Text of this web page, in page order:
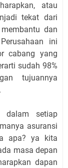
atau
tekat dari
dan
ini
cabang yang
sudah 98%
tujuannya
dalam setiap
asuransi
apa? ya kita
masa depan
dapan